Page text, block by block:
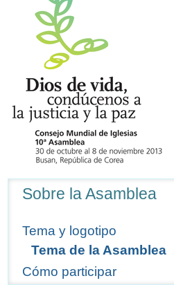
Navegación
Sobre la Asamblea
Tema y logotipo
Tema de la Asamblea
Cómo participar